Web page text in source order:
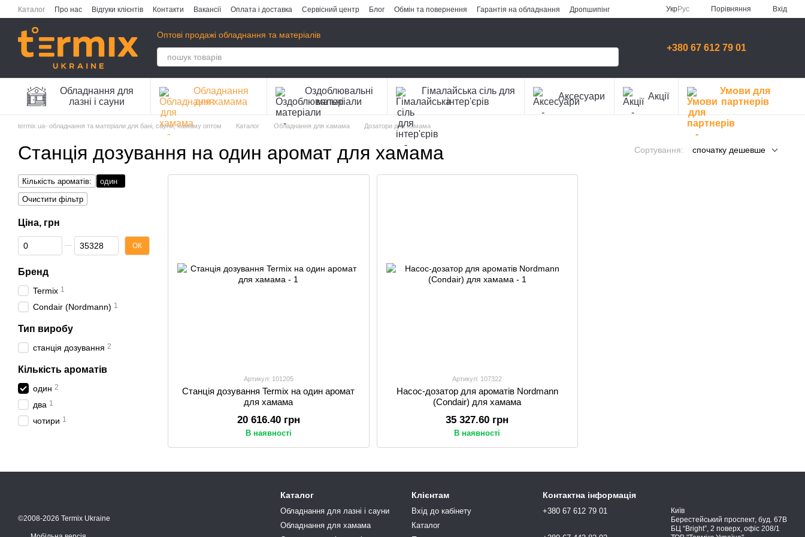
Перейти до основного контенту
Каталог Про нас Відгуки клієнтів Контакти Вакансії Оплата і доставка Сервісний центр Блог Обмін та повернення Гарантія на обладнання
Дропшипінг
УкрРус Порівняння Вхід
Оптові продажі обладнання та матеріалів
+380 67 612 79 01
Обладнання для
лазні і сауни
Обладнання
для хамама
Оздоблювальні
матеріали
Гімалайська сіль для
інтер'єрів
Аксесуари Акції
Умови для
партнерів
termix.ua- обладнання та матеріали для бані, сауни, хамаму оптом Каталог Обладнання для хамама Дозатори для хамама
Станція дозування на один аромат для хамама Сортування: спочатку дешевше
Артикул: 101205
Станція дозування Termix на один аромат
для хамама
20 616.40 грн
В наявності
Артикул: 107322
Насос-дозатор для ароматів Nordmann
(Condair) для хамама
35 327.60 грн
В наявності
Кількість ароматів:
один
Очистити фільтр
Ціна, грн
Від Ціна, грн
До Ціна, грн ОК
Бренд
Termix 1
Condair (Nordmann) 1
Тип виробу
станція дозування 2
Кількість ароматів
один 2
два 1
чотири 1
©2008-2026 Termix Ukraine
Каталог
Обладнання для лазні і сауни
Обладнання для хамама
Клієнтам
Вхід до кабінету
Каталог
Контактна інформація
+380 67 612 79 01
Київ
Берестейський проспект, буд. 67В
БЦ “Bright”, 2 поверх, офіс 208/1